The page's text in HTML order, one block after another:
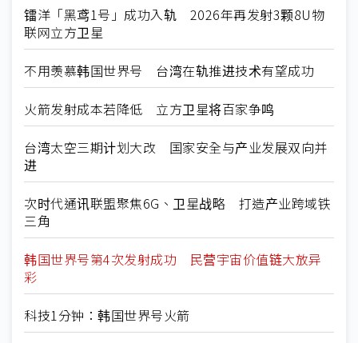
镭洋「黑鸢1号」成功入轨 2026年再发射3颗8U物
联网立方卫星
不用羡慕韩国世界号 台湾在轨推进技术有望成功
火箭发射成本若降低 立方卫星将百家争鸣
台湾太空三期计划大改 国家安全与产业发展双向并
进
次时代通讯联盟聚焦6G、卫星战略 打造产业跨域铁
三角
韩国世界号第4次发射成功 民营宇宙价值链大放异
彩
科技1分钟：韩国世界号火箭